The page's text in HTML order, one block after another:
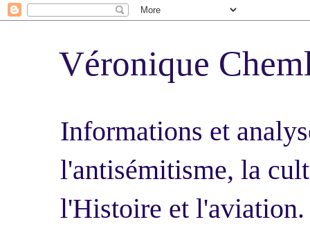
Véronique
Informations et
l'antisémitisme, la
l'Histoire et l'aviation.